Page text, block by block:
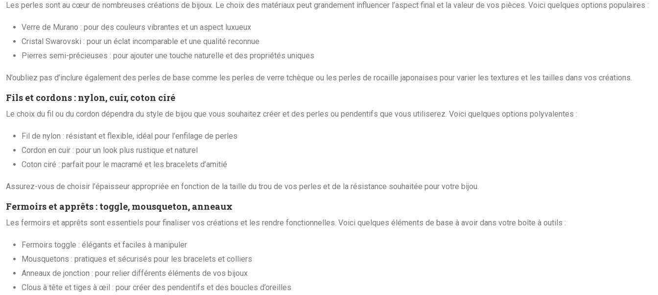
Les perles sont au cœur de nombreuses créations de bijoux. Le choix des matériaux peut grandement influencer l’aspect final et la valeur de vos pièces. Voici quelques options populaires :
Verre de Murano : pour des couleurs vibrantes et un aspect luxueux
Cristal Swarovski : pour un éclat incomparable et une qualité reconnue
Pierres semi-précieuses : pour ajouter une touche naturelle et des propriétés uniques
N’oubliez pas d’inclure également des perles de base comme les perles de verre tchèque ou les perles de rocaille japonaises pour varier les textures et les tailles dans vos créations.
Fils et cordons : nylon, cuir, coton ciré
Le choix du fil ou du cordon dépendra du style de bijou que vous souhaitez créer et des perles ou pendentifs que vous utiliserez. Voici quelques options polyvalentes :
Fil de nylon : résistant et flexible, idéal pour l’enfilage de perles
Cordon en cuir : pour un look plus rustique et naturel
Coton ciré : parfait pour le macramé et les bracelets d’amitié
Assurez-vous de choisir l’épaisseur appropriée en fonction de la taille du trou de vos perles et de la résistance souhaitée pour votre bijou.
Fermoirs et apprêts : toggle, mousqueton, anneaux
Les fermoirs et apprêts sont essentiels pour finaliser vos créations et les rendre fonctionnelles. Voici quelques éléments de base à avoir dans votre boîte à outils :
Fermoirs toggle : élégants et faciles à manipuler
Mousquetons : pratiques et sécurisés pour les bracelets et colliers
Anneaux de jonction : pour relier différents éléments de vos bijoux
Clous à tête et tiges à œil : pour créer des pendentifs et des boucles d’oreilles